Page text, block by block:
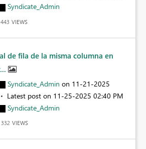
Syndicate_Admin
443 VIEWS
de fila de la misma columna en
Syndicate_Admin on ‎11-21-2025
Latest post on ‎11-25-2025 02:40 PM
Syndicate_Admin
332 VIEWS